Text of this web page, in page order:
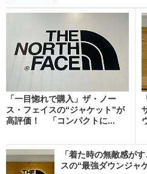
「一目惚れで購入」ザ・ノー
ス・フェイスの“ジャケット”が
高評価！ 「コンパクトに...
「着た時の無敵感が
スの“最強ダウンジャ